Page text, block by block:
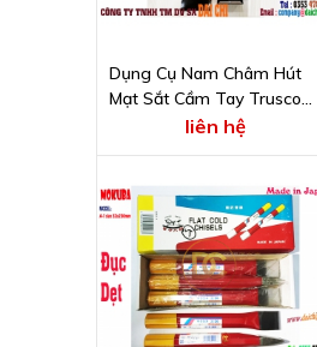
Dụng Cụ Nam Châm Hút
Mạt Sắt Cầm Tay Trusco
Model THM5000EA
liên hệ